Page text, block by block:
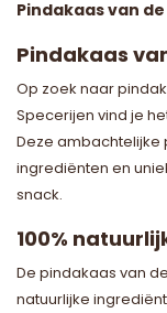
Pindakaas van
Pindakaas
Op zoek naar
Specerijen vind je
Deze ambachtelijke
ingrediënten en
snack.
100%
De pindakaas van
natuurlijke